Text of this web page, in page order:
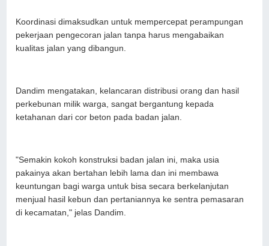
Koordinasi dimaksudkan untuk mempercepat perampungan
pekerjaan pengecoran jalan tanpa harus mengabaikan
kualitas jalan yang dibangun.
Dandim mengatakan, kelancaran distribusi orang dan hasil
perkebunan milik warga, sangat bergantung kepada
ketahanan dari cor beton pada badan jalan.
"Semakin kokoh konstruksi badan jalan ini, maka usia
pakainya akan bertahan lebih lama dan ini membawa
keuntungan bagi warga untuk bisa secara berkelanjutan
menjual hasil kebun dan pertaniannya ke sentra pemasaran
di kecamatan," jelas Dandim.